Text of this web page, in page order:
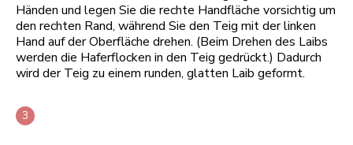
Händen und legen Sie die rechte Handfläche vorsichtig um
den rechten Rand, während Sie den Teig mit der linken
Hand auf der Oberfläche drehen. (Beim Drehen des Laibs
werden die Haferflocken in den Teig gedrückt.) Dadurch
wird der Teig zu einem runden, glatten Laib geformt.